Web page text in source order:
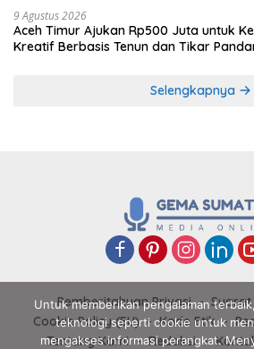
9 Agustus 2026
Aceh Timur Ajukan Rp500 Juta untuk
Kreatif Berbasis Tenun dan Tikar
Selengkapnya
Pemberitahuan Privasi
Syarat
Cookie Policy (EU)
Kode Etik
Tentang Kami
Redaksi
Untuk memberikan pengalaman
teknologi seperti cookie untuk
mengakses informasi perangkat.